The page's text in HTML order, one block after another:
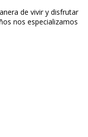
de vivir y disfrutar
nos especializamos